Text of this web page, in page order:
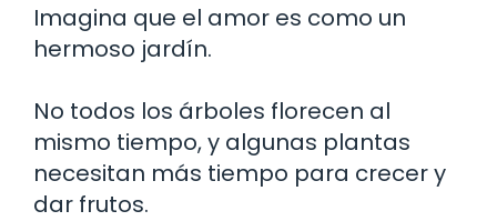
Imagina que el amor es como un
hermoso jardín.
No todos los árboles florecen al
mismo tiempo, y algunas plantas
necesitan más tiempo para crecer y
dar frutos.